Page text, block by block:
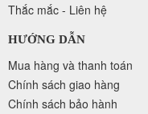
Thắc mắc - Liên hệ
HƯỚNG DẪN
Mua hàng và thanh toán
Chính sách giao hàng
Chính sách bảo hành